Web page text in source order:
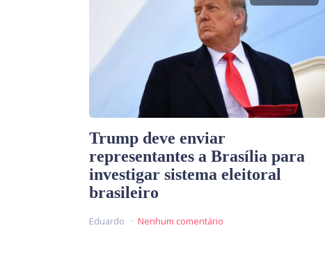
Trump deve enviar
representantes a Brasília para
investigar sistema eleitoral
brasileiro
Eduardo Nenhum comentário